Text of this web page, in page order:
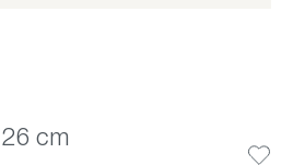
cm